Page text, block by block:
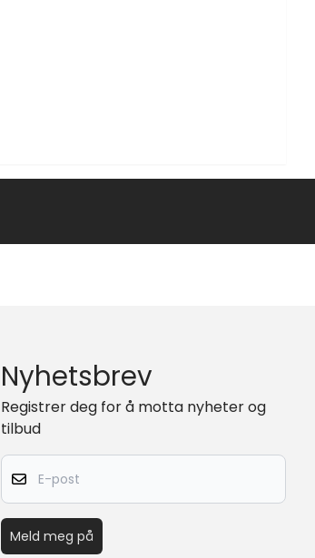
Nyhetsbrev
Registrer deg for å motta nyheter og
tilbud
E-post
Meld meg på